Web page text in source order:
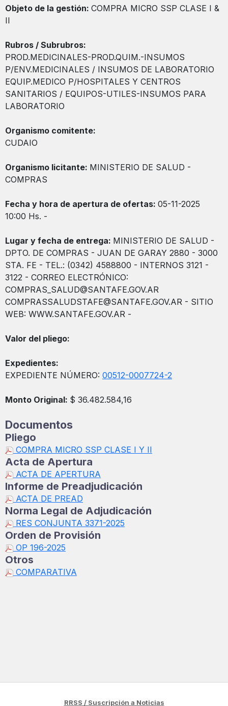
Objeto de la gestión: COMPRA MICRO SSP CLASE I &
II
Rubros / Subrubros:
PROD.MEDICINALES-PROD.QUIM.-INSUMOS
P/ENV.MEDICINALES / INSUMOS DE LABORATORIO
EQUIP.MEDICO P/HOSPITALES Y CENTROS
SANITARIOS / EQUIPOS-UTILES-INSUMOS PARA
LABORATORIO
Organismo comitente:
CUDAIO
Organismo licitante: MINISTERIO DE SALUD -
COMPRAS
Fecha y hora de apertura de ofertas: 05-11-2025
10:00 Hs. -
Lugar y fecha de entrega: MINISTERIO DE SALUD -
DPTO. DE COMPRAS - JUAN DE GARAY 2880 - 3000
STA. FE - TEL.: (0342) 4588800 - INTERNOS 3121 -
3122 - CORREO ELECTRÓNICO:
COMPRAS_SALUD@SANTAFE.GOV.AR
COMPRASSALUDSTAFE@SANTAFE.GOV.AR - SITIO
WEB: WWW.SANTAFE.GOV.AR -
Valor del pliego:
Expedientes:
EXPEDIENTE NÚMERO: 00512-0007724-2
Monto Original: $ 36.482.584,16
Documentos
Pliego
COMPRA MICRO SSP CLASE I Y II
Acta de Apertura
ACTA DE APERTURA
Informe de Preadjudicación
ACTA DE PREAD
Norma Legal de Adjudicación
RES CONJUNTA 3371-2025
Orden de Provisión
OP 196-2025
Otros
COMPARATIVA
RRSS / Suscripción a Noticias